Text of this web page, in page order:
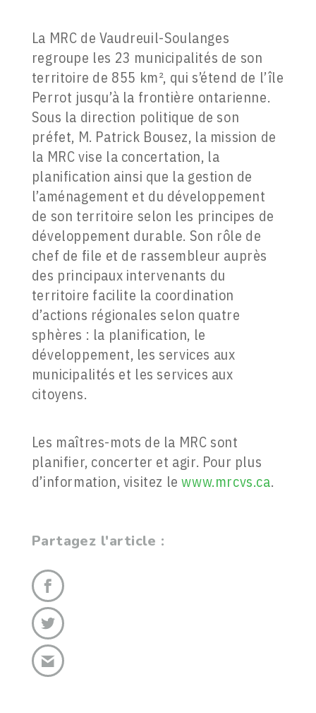
La MRC de Vaudreuil-Soulanges
regroupe les 23 municipalités de son
territoire de 855 km², qui s’étend de l’île
Perrot jusqu’à la frontière ontarienne.
Sous la direction politique de son
préfet, M. Patrick Bousez, la mission de
la MRC vise la concertation, la
planification ainsi que la gestion de
l’aménagement et du développement
de son territoire selon les principes de
développement durable. Son rôle de
chef de file et de rassembleur auprès
des principaux intervenants du
territoire facilite la coordination
d’actions régionales selon quatre
sphères : la planification, le
développement, les services aux
municipalités et les services aux
citoyens.
Les maîtres-mots de la MRC sont
planifier, concerter et agir. Pour plus
d’information, visitez lewww.mrcvs.ca.
Partagez l'article :